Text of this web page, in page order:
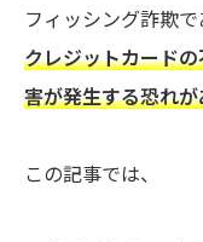
フィッシング詐欺
クレジットカード
害が発生する恐れが
この記事では、